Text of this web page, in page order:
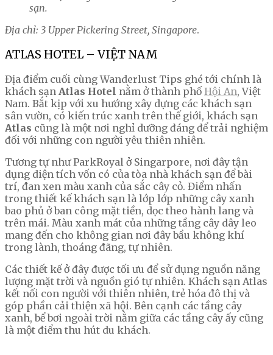
sạn.
Địa chỉ: 3 Upper Pickering Street, Singapore.
ATLAS HOTEL – VIỆT NAM
Địa điểm cuối cùng Wanderlust Tips ghé tới chính là
khách sạn Atlas Hotel nằm ở thành phố Hội An, Việt
Nam. Bắt kịp với xu hướng xây dựng các khách sạn
sân vườn, có kiến trúc xanh trên thế giới, khách sạn
Atlas cũng là một nơi nghỉ dưỡng đáng để trải nghiệm
đối với những con người yêu thiên nhiên.
Tương tự như ParkRoyal ở Singarpore, nơi đây tận
dụng diện tích vốn có của tòa nhà khách sạn để bài
trí, đan xen màu xanh của sắc cây cỏ. Điểm nhấn
trong thiết kế khách sạn là lớp lớp những cây xanh
bao phủ ở ban công mặt tiền, dọc theo hành lang và
trên mái. Màu xanh mát của những tầng cây dây leo
mang đến cho không gian nơi đây bầu không khí
trong lành, thoáng đãng, tự nhiên.
Các thiết kế ở đây được tối ưu để sử dụng nguồn năng
lượng mặt trời và nguồn gió tự nhiên. Khách sạn Atlas
kết nối con người với thiên nhiên, trẻ hóa đô thị và
góp phần cải thiện xã hội. Bên cạnh các tầng cây
xanh, bể bơi ngoài trời nằm giữa các tầng cây ấy cũng
là một điểm thu hút du khách.